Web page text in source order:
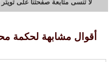
أقوال مشابهة لحكمة